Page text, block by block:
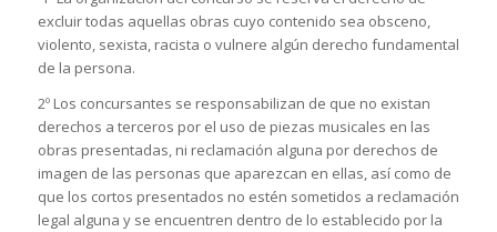
excluir todas aquellas obras cuyo contenido sea obsceno,
violento, sexista, racista o vulnere algún derecho fundamental
de la persona.
2º Los concursantes se responsabilizan de que no existan
derechos a terceros por el uso de piezas musicales en las
obras presentadas, ni reclamación alguna por derechos de
imagen de las personas que aparezcan en ellas, así como de
que los cortos presentados no estén sometidos a reclamación
legal alguna y se encuentren dentro de lo establecido por la